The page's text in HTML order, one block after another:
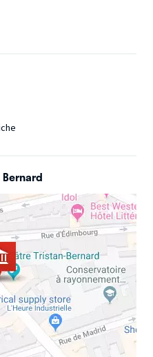
aussi révéler
tomber les masques
de cette histoire, c'est
arrivé.
Bernard